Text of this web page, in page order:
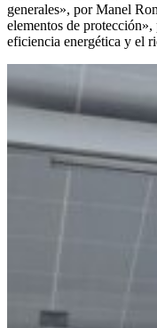
generales», por Manel
elementos de
eficiencia energética y el